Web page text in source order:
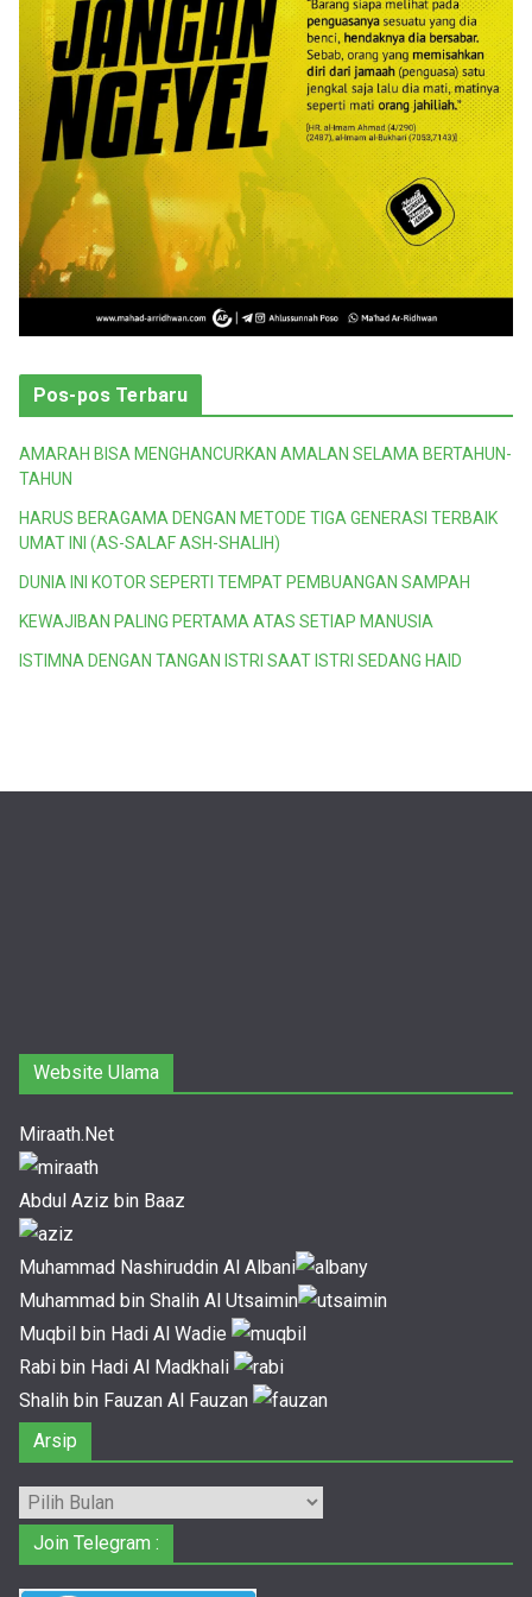
Pos-pos Terbaru
AMARAH BISA MENGHANCURKAN AMALAN SELAMA BERTAHUN-
TAHUN
HARUS BERAGAMA DENGAN METODE TIGA GENERASI TERBAIK
UMAT INI (AS-SALAF ASH-SHALIH)
DUNIA INI KOTOR SEPERTI TEMPAT PEMBUANGAN SAMPAH
KEWAJIBAN PALING PERTAMA ATAS SETIAP MANUSIA
ISTIMNA DENGAN TANGAN ISTRI SAAT ISTRI SEDANG HAID
Website Ulama
Miraath.Net
Abdul Aziz bin Baaz
Muhammad Nashiruddin Al Albani
Muhammad bin Shalih Al Utsaimin
Muqbil bin Hadi Al Wadie
Rabi bin Hadi Al Madkhali
Shalih bin Fauzan Al Fauzan
Arsip
Arsip
Join Telegram :